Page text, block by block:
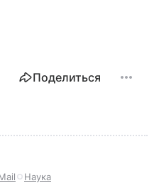
Поделиться
Наука